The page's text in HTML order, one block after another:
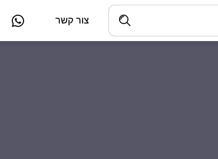
צור קשר